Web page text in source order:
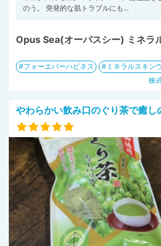
のう。 突発的な肌トラブルにも...
Opus Sea(オーパスシー) ミネラ
フォーエバーハピネス ミネラルスキン
株
やわらかい飲み口のぐり茶で癒し